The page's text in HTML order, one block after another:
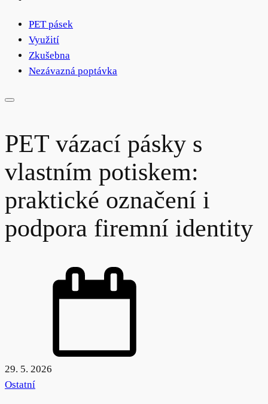
PET pásek
Využití
Zkušebna
Nezávazná poptávka
PET vázací pásky s
vlastním potiskem:
praktické označení i
podpora firemní identity
29. 5. 2026
Ostatní